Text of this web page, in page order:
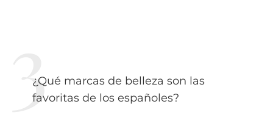
¿Qué marcas de belleza son las
favoritas de los españoles?